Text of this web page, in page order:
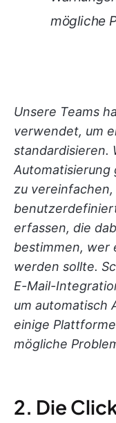
mögliche
Unsere Teams
verwendet, um
standardisieren.
Automatisierung
zu
erfassen, die
bestimmen, wer
werden sollte.
E-Mail-
um automatisch
einige
mögliche
2. Die